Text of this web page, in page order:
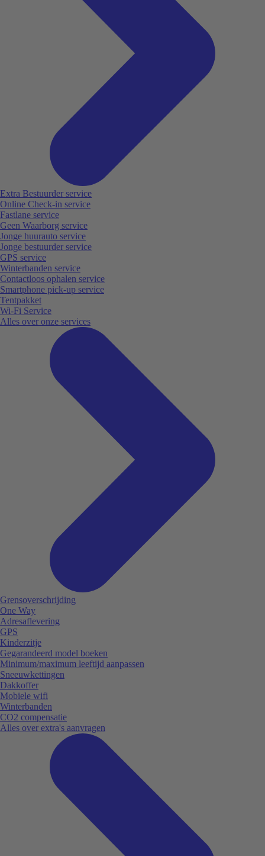
Extra Bestuurder service
Online Check-in service
Fastlane service
Geen Waarborg service
Jonge huurauto service
Jonge bestuurder service
GPS service
Winterbanden service
Contactloos ophalen service
Smartphone pick-up service
Tentpakket
Wi-Fi Service
Alles over onze services
Grensoverschrijding
One Way
Adresaflevering
GPS
Kinderzitje
Gegarandeerd model boeken
Minimum/maximum leeftijd aanpassen
Sneeuwkettingen
Dakkoffer
Mobiele wifi
Winterbanden
CO2 compensatie
Alles over extra's aanvragen